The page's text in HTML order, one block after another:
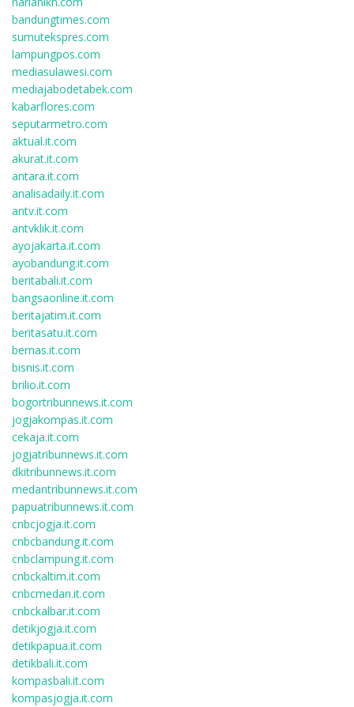
bandungtimes.com
sumutekspres.com
lampungpos.com
mediasulawesi.com
mediajabodetabek.com
kabarflores.com
seputarmetro.com
aktual.it.com
akurat.it.com
antara.it.com
analisadaily.it.com
antv.it.com
antvklik.it.com
ayojakarta.it.com
ayobandung.it.com
beritabali.it.com
bangsaonline.it.com
beritajatim.it.com
beritasatu.it.com
bernas.it.com
bisnis.it.com
brilio.it.com
bogortribunnews.it.com
jogjakompas.it.com
cekaja.it.com
jogjatribunnews.it.com
dkitribunnews.it.com
medantribunnews.it.com
papuatribunnews.it.com
cnbcjogja.it.com
cnbcbandung.it.com
cnbclampung.it.com
cnbckaltim.it.com
cnbcmedan.it.com
cnbckalbar.it.com
detikjogja.it.com
detikpapua.it.com
detikbali.it.com
kompasbali.it.com
kompasjogja.it.com